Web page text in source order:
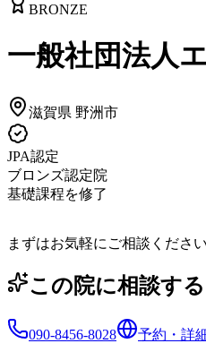
BRONZE
一般社団法人
滋賀県 野洲市
JPA認定
ブロンズ認定院
基礎課程を修了
まずはお気軽にご相談ください
この院に相談する
090-8456-8028 予約・詳